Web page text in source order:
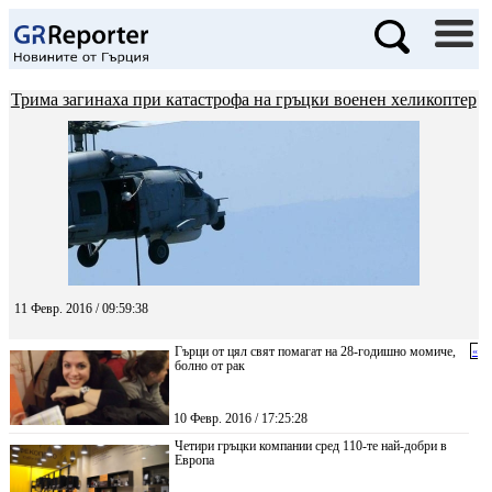
Трима загинаха при катастрофа на гръцки военен хеликоптер
11 Февр. 2016 / 09:59:38
Гърци от цял свят помагат на 28-годишно момиче,
болно от рак
10 Февр. 2016 / 17:25:28
Четири гръцки компании сред 110-те най-добри в
Европа
«